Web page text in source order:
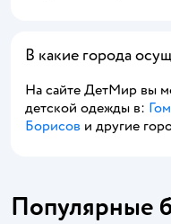
В какие города
На сайте ДетМир вы
детской одежды в:
Борисов и другие
Популярные